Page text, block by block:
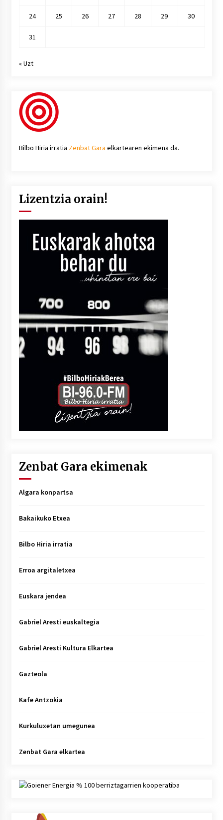
24 25 26 27 28 29 30
31
« Uzt
Bilbo Hiria irratia Zenbat Gara elkartearen ekimena da.
Lizentzia orain!
Zenbat Gara ekimenak
Algara konpartsa
Bakaikuko Etxea
Bilbo Hiria irratia
Erroa argitaletxea
Euskara jendea
Gabriel Aresti euskaltegia
Gabriel Aresti Kultura Elkartea
Gazteola
Kafe Antzokia
Kurkuluxetan umegunea
Zenbat Gara elkartea